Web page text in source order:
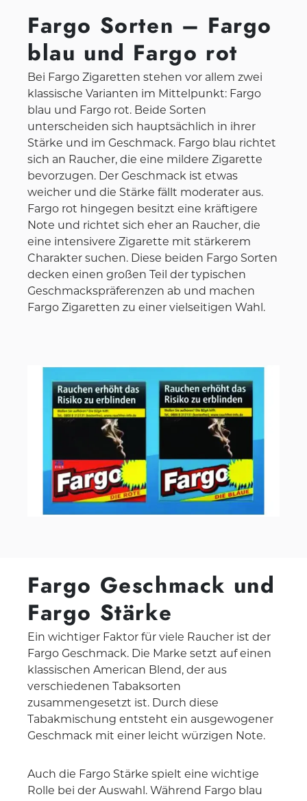
Fargo Sorten – Fargo
blau und Fargo rot
Bei Fargo Zigaretten stehen vor allem zwei
klassische Varianten im Mittelpunkt: Fargo
blau und Fargo rot. Beide Sorten
unterscheiden sich hauptsächlich in ihrer
Stärke und im Geschmack. Fargo blau richtet
sich an Raucher, die eine mildere Zigarette
bevorzugen. Der Geschmack ist etwas
weicher und die Stärke fällt moderater aus.
Fargo rot hingegen besitzt eine kräftigere
Note und richtet sich eher an Raucher, die
eine intensivere Zigarette mit stärkerem
Charakter suchen. Diese beiden Fargo Sorten
decken einen großen Teil der typischen
Geschmackspräferenzen ab und machen
Fargo Zigaretten zu einer vielseitigen Wahl.
Fargo Geschmack und
Fargo Stärke
Ein wichtiger Faktor für viele Raucher ist der
Fargo Geschmack. Die Marke setzt auf einen
klassischen American Blend, der aus
verschiedenen Tabaksorten
zusammengesetzt ist. Durch diese
Tabakmischung entsteht ein ausgewogener
Geschmack mit einer leicht würzigen Note.
Auch die Fargo Stärke spielt eine wichtige
Rolle bei der Auswahl. Während Fargo blau